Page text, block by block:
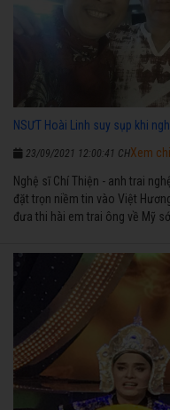
NSƯT Hoài Linh suy sụp khi
23/09/2021 12:00:41 CH
Nghệ sĩ Chí Thiện - anh trai
đặt trọn niềm tin vào Việt
đưa thi hài em trai ông về Mỹ
Xem